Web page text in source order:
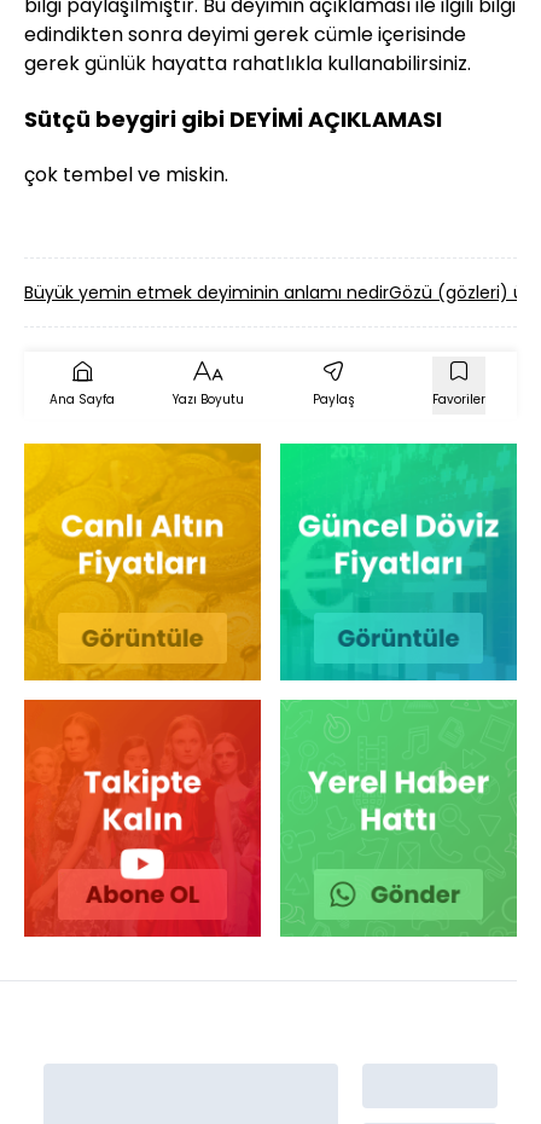
edindikten sonra deyimi gerek cümle içerisinde
gerek günlük hayatta rahatlıkla kullanabilirsiniz.
Sütçü beygiri gibi DEYİMİ AÇIKLAMASI
çok tembel ve miskin.
Büyük yemin etmek deyiminin anlamı nedirGözü (gözleri)
Ana Sayfa Yazı Boyutu Paylaş Favoriler